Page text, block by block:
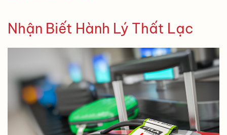
Nhận Biết Hành Lý Thất Lạc